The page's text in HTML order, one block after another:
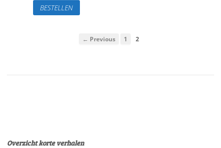
BESTELLEN
← Previous 1 2
Overzicht korte verhalen